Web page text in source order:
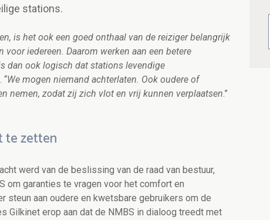
stations.
is het ook een goed onthaal van de reiziger belangrijk
iedereen. Daarom werken aan een betere
dan ook logisch dat stations levendige
“We mogen niemand achterlaten. Ook oudere of
nemen, zodat zij zich vlot en vrij kunnen verplaatsen.”
te zetten
werd van de beslissing van de raad van bestuur,
om garanties te vragen voor het comfort en
steun aan oudere en kwetsbare gebruikers om de
Gilkinet erop aan dat de NMBS in dialoog treedt met